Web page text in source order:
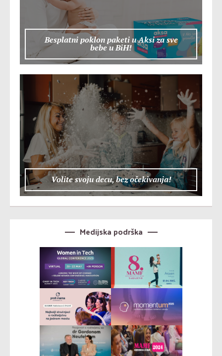
Besplatni poklon paketi u Aksi za sve
bebe u BiH!
Volite svoju decu, bez očekivanja!
Medijska podrška